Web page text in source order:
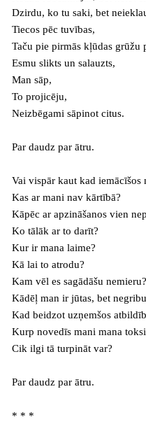
Dzirdu, ko tu saki, bet
Tiecos pēc tuvības,
Taču pie pirmās kļūdas grūžu
Esmu slikts un salauzts,
Man sāp,
To projicēju,
Neizbēgami sāpinot citus.
Par daudz par ātru.
Vai vispār kaut kad iemācīšos
Kas ar mani nav kārtībā?
Kāpēc ar apzināšanos vien
Ko tālāk ar to darīt?
Kur ir mana laime?
Kā lai to atrodu?
Kam vēl es sagādāšu nemieru?
Kādēļ man ir jūtas, bet
Kad beidzot uzņemšos
Kurp novedīs mani mana
Cik ilgi tā turpināt var?
Par daudz par ātru.
* * *